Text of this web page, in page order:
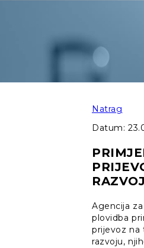
Natrag
Datum:
Agencija
plovidba
prijevoz na
razvoju,